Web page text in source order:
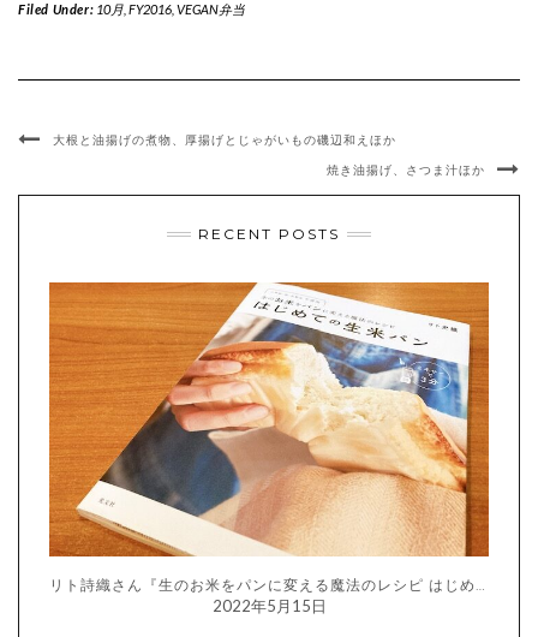
Filed Under: 10月, FY2016, VEGAN弁当
大根と油揚げの煮物、厚揚げとじゃがいもの磯辺和えほか
焼き油揚げ、さつま汁ほか
RECENT POSTS
リト詩織さん『生のお米をパンに変える魔法のレシピ はじめての生米パン』
2022年5月15日